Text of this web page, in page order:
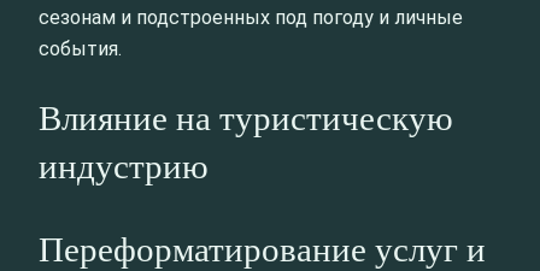
сезонам и подстроенных под погоду и личные
события.
Влияние на туристическую
индустрию
Переформатирование услуг и